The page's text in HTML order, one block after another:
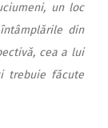
un loc
din
cea a lui
trebuie făcute